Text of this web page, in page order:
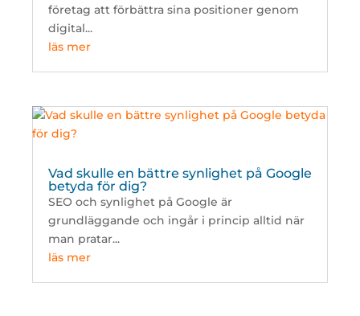
företag att förbättra sina positioner genom
digital...
läs mer
Vad skulle en bättre synlighet på Google
betyda för dig?
SEO och synlighet på Google är
grundläggande och ingår i princip alltid när
man pratar...
läs mer